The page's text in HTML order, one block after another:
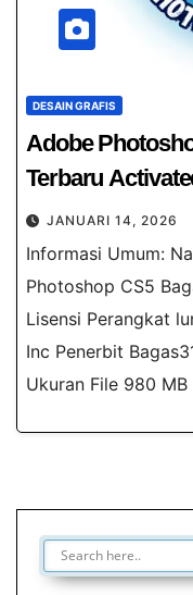
DESAIN GRAFIS
Adobe
Terbaru
JANUARI 14, 2026
Informasi Umum:
Photoshop CS5
Lisensi Perangkat
Inc Penerbit
Ukuran File 980 MB